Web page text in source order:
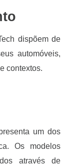
dispõem de
automóveis,
contextos.
um dos
Os modelos
através de